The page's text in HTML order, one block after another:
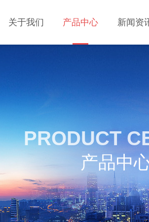
关于我们 产品中心 新闻资
PRODUCT
产品中